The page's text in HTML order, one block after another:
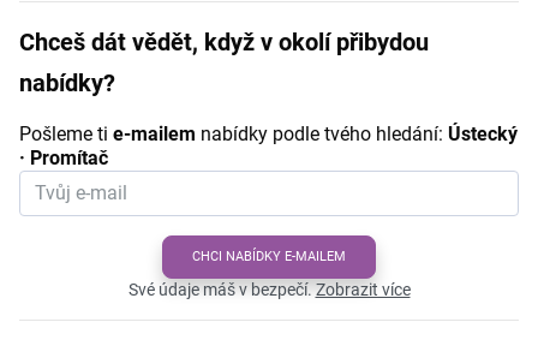
Chceš dát vědět, když v okolí přibydou
nabídky?
Pošleme ti e-mailem nabídky podle tvého hledání: Ústecký
· Promítač
CHCI NABÍDKY E-MAILEM
Své údaje máš v bezpečí.Zobrazit více